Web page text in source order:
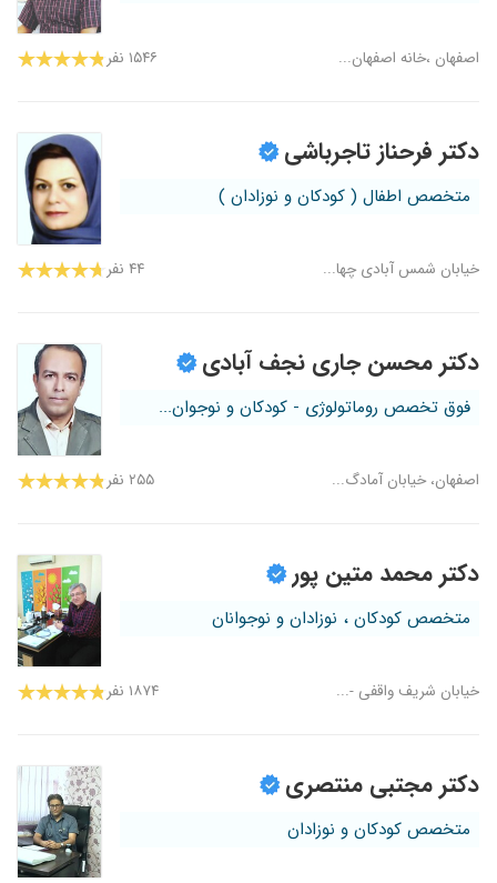
اصفهان ،خانه اصفهان... ۱۵۴۶ نفر
دکتر فرحناز تاجرباشی
متخصص اطفال ( کودکان و نوزادان )
خیابان شمس آبادی چها... ۴۴ نفر
دکتر محسن جاری نجف آبادی
فوق تخصص روماتولوژی - کودکان و نوجوان...
اصفهان، خیابان آمادگ... ۲۵۵ نفر
دکتر محمد متین پور
متخصص کودکان ، نوزادان و نوجوانان
خیابان شریف واقفی -... ۱۸۷۴ نفر
دکتر مجتبی منتصری
متخصص کودکان و نوزادان